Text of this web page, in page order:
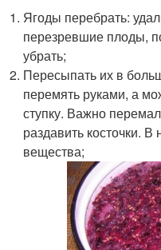
Ягоды перебрать:
перезревшие плоды,
убрать;
Пересыпать их в
перемять руками, а
ступку. Важно
раздавить косточки. В
вещества;